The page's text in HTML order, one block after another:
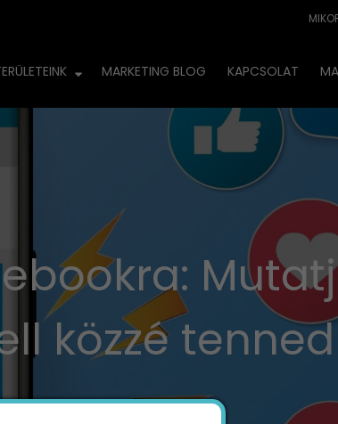
MARKETING BLOG KAPCSOLAT
közzé tenned